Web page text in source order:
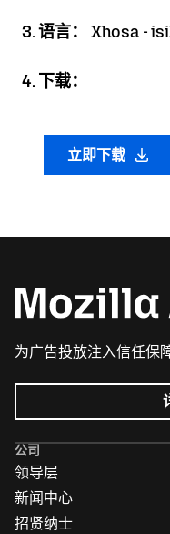
3. 语言： Xhosa -
4. 下载：
立即下载
为广告投放注入信任保障
公司
领导层
新闻中心
招贤纳士